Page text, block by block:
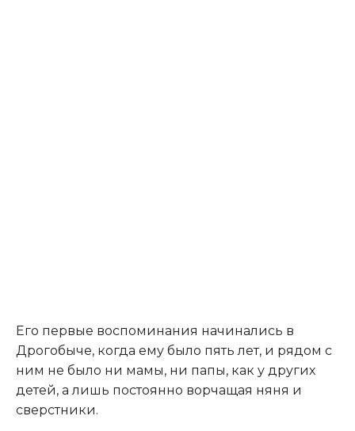
Его первые воспоминания начинались в
Дрогобыче, когда ему было пять лет, и рядом с
ним не было ни мамы, ни папы, как у других
детей, а лишь постоянно ворчащая няня и
сверстники.